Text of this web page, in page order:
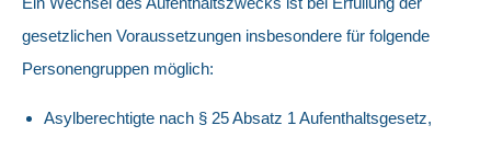
gesetzlichen Voraussetzungen insbesondere für folgende
Personengruppen möglich:
Asylberechtigte nach § 25 Absatz 1 Aufenthaltsgesetz,